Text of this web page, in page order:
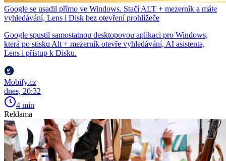
Google se usadil přímo ve Windows. Stačí ALT + mezerník a máte
vyhledávání, Lens i Disk bez otevření prohlížeče
Google spustil samostatnou desktopovou aplikaci pro Windows,
která po stisku Alt + mezerník otevře vyhledávání, AI asistenta,
Lens i přístup k Disku.
Mobify.cz
dnes, 20:32
4 min
Reklama